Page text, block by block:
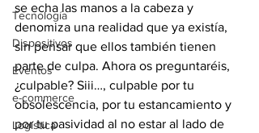
Tecnología
Dispositivos
Eventos
e-commerce
Logística
se echa las manos a la cabeza y
denomiza una realidad que ya existía,
sin pensar que ellos también tienen
parte de culpa. Ahora os preguntaréis,
¿culpable? Siii…, culpable por tu
obsolescencia, por tu estancamiento y
por tu pasividad al no estar al lado de